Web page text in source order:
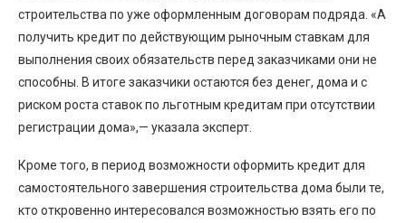
строительства по уже оформленным договорам подряда. «А
получить кредит по действующим рыночным ставкам для
выполнения своих обязательств перед заказчиками они не
способны. В итоге заказчики остаются без денег, дома и с
риском роста ставок по льготным кредитам при отсутствии
регистрации дома»,— указала эксперт.
Кроме того, в период возможности оформить кредит для
самостоятельного завершения строительства дома были те,
кто откровенно интересовался возможностью взять его по